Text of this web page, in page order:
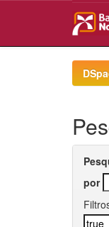
por